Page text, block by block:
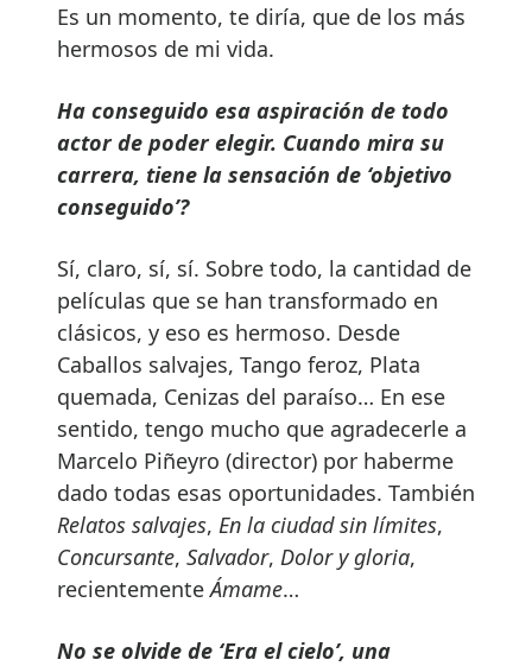
Es un momento, te diría, que de los más
hermosos de mi vida.
Ha conseguido esa aspiración de todo
actor de poder elegir. Cuando mira su
carrera, tiene la sensación de ‘objetivo
conseguido’?
Sí, claro, sí, sí. Sobre todo, la cantidad de
películas que se han transformado en
clásicos, y eso es hermoso. Desde
Caballos salvajes, Tango feroz, Plata
quemada, Cenizas del paraíso… En ese
sentido, tengo mucho que agradecerle a
Marcelo Piñeyro (director) por haberme
dado todas esas oportunidades. También
Relatos salvajes, En la ciudad sin límites,
Concursante, Salvador, Dolor y gloria,
recientementeÁmame…
No se olvide de ‘Era el cielo’, una